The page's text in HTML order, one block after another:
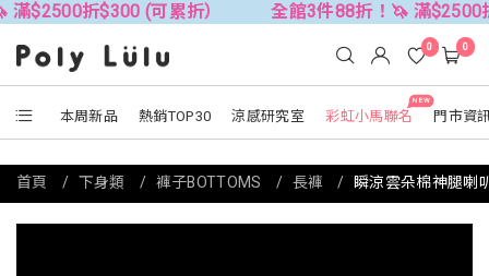
$300 (可累折） 全館3件88折！🦄 滿$2500折$300 (可
本周新品 熱銷TOP30 涼感研究室
NEW
彩虹小馬聯名 門市資
0 0
首頁 下身類 褲子BOTTOMS 長褲 瞬涼雲朵棉神腿喇